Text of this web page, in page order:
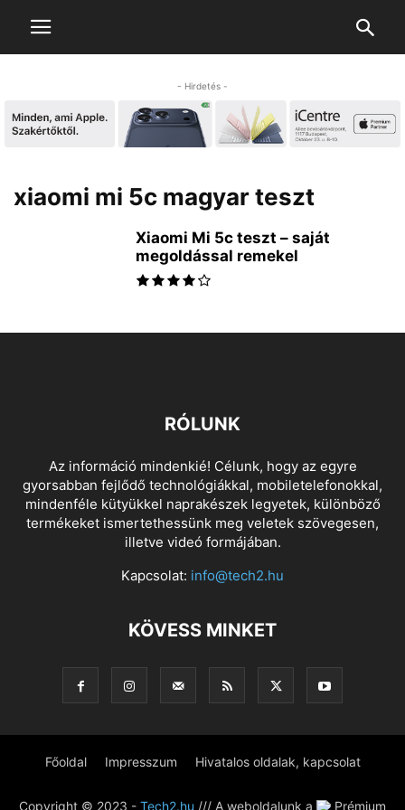
- Hirdetés -
xiaomi mi 5c magyar teszt
Xiaomi Mi 5c teszt – saját
megoldással remekel
RÓLUNK
Az információ mindenkié! Célunk, hogy az egyre
gyorsabban fejlődő technológiákkal, mobiletelefonokkal,
mindenféle kütyükkel naprakészek legyetek, különböző
termékeket ismertethessünk meg veletek szövegesen,
illetve videó formájában.
Kapcsolat: info@tech2.hu
KÖVESS MINKET
Főoldal Impresszum Hivatalos oldalak, kapcsolat
Copyright © 2023 - Tech2.hu /// A weboldalunk a Prémium